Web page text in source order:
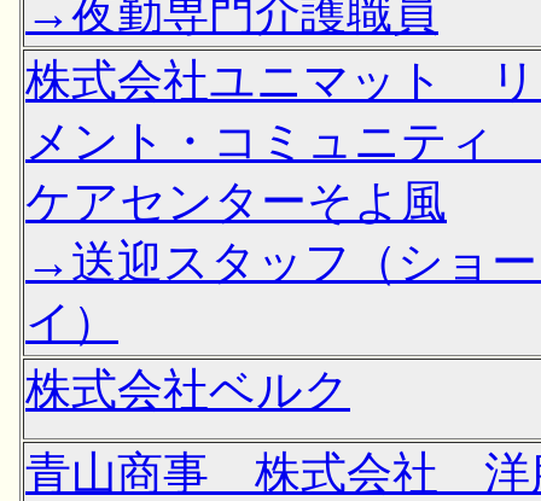
→夜勤専門介護職員
株式会社ユニマット
メント・コミュニティ
ケアセンターそよ風
→送迎スタッフ（ショ
イ）
株式会社ベルク
青山商事 株式会社 洋